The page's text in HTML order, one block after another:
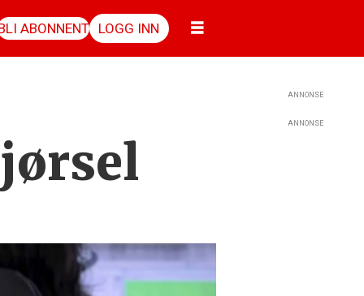
ABONNENT LOGG INN
ANNONSE
ANNONSE